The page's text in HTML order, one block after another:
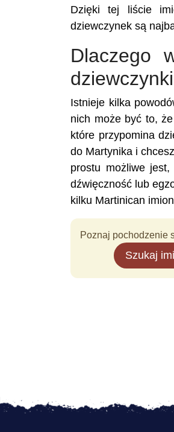
Dzięki tej liście
dziewczynek są
Dlaczego
Istnieje kilka
nich może być to,
które przypomina
do Martynika i
prostu możliwe
dźwięczność lub
kilku Martinican
Poznaj pochodzenie
Szukaj